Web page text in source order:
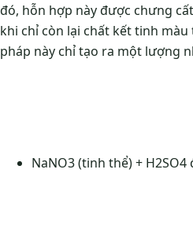
đó, hỗn hợp này được chưng
khi chỉ còn lại chất kết tinh
pháp này chỉ tạo ra một lượng
NaNO3 (tinh thể) +